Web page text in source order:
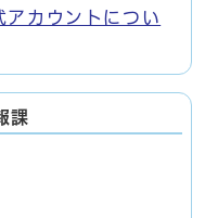
カウントについ
課